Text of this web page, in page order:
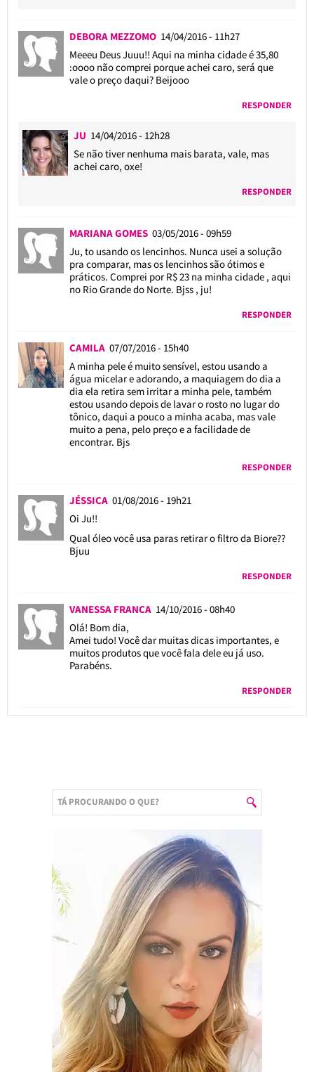
DEBORA MEZZOMO 14/04/2016 - 11h27
Meeeu Deus Juuu!! Aqui na minha cidade é 35,80
:oooo não comprei porque achei caro, será que
vale o preço daqui? Beijooo
RESPONDER
JU 14/04/2016 - 12h28
Se não tiver nenhuma mais barata, vale, mas
achei caro, oxe!
RESPONDER
MARIANA GOMES 03/05/2016 - 09h59
Ju, to usando os lencinhos. Nunca usei a solução
pra comparar, mas os lencinhos são ótimos e
práticos. Comprei por R$ 23 na minha cidade , aqui
no Rio Grande do Norte. Bjss , ju!
RESPONDER
CAMILA 07/07/2016 - 15h40
A minha pele é muito sensível, estou usando a
água micelar e adorando, a maquiagem do dia a
dia ela retira sem irritar a minha pele, também
estou usando depois de lavar o rosto no lugar do
tônico, daqui a pouco a minha acaba, mas vale
muito a pena, pelo preço e a facilidade de
encontrar. Bjs
RESPONDER
JÉSSICA 01/08/2016 - 19h21
Oi Ju!!
Qual óleo você usa paras retirar o filtro da Biore??
Bjuu
RESPONDER
VANESSA FRANCA 14/10/2016 - 08h40
Olá! Bom dia,
Amei tudo! Você dar muitas dicas importantes, e
muitos produtos que você fala dele eu já uso.
Parabéns.
RESPONDER